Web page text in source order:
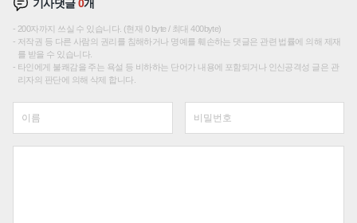
기사댓글0개
200자까지 쓰실 수 있습니다. (현재 0 byte / 최대 400byte)
저작권 등 다른 사람의 권리를 침해하거나 명예를 훼손하는 댓글은 관련 법률에 의해 제재
를 받을 수 있습니다.
타인에게 불쾌감을 주는 욕설 등 비하하는 단어가 내용에 포함되거나 인신공격성 글은 관
리자의 판단에 의해 삭제 합니다.